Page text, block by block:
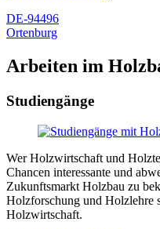
DE-94496
Ortenburg
Arbeiten im
Studiengänge
Wer Holzwirtschaft und
Chancen interessante und
Zukunftsmarkt Holzbau zu
Holzforschung und Holzlehre
Holzwirtschaft.